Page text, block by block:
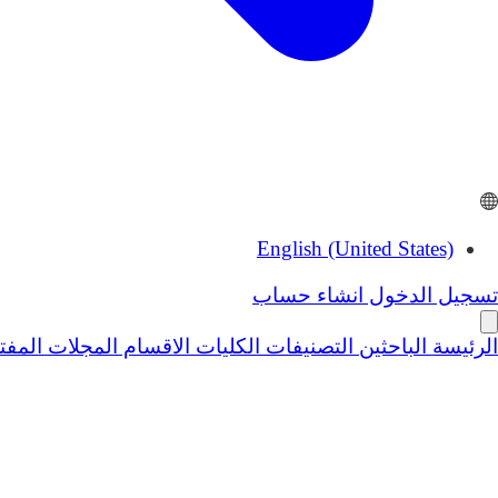
English (United States)
تسجيل الدخول انشاء حساب
الرئيسة الباحثين التصنيفات الكليات الاقسام المجلات